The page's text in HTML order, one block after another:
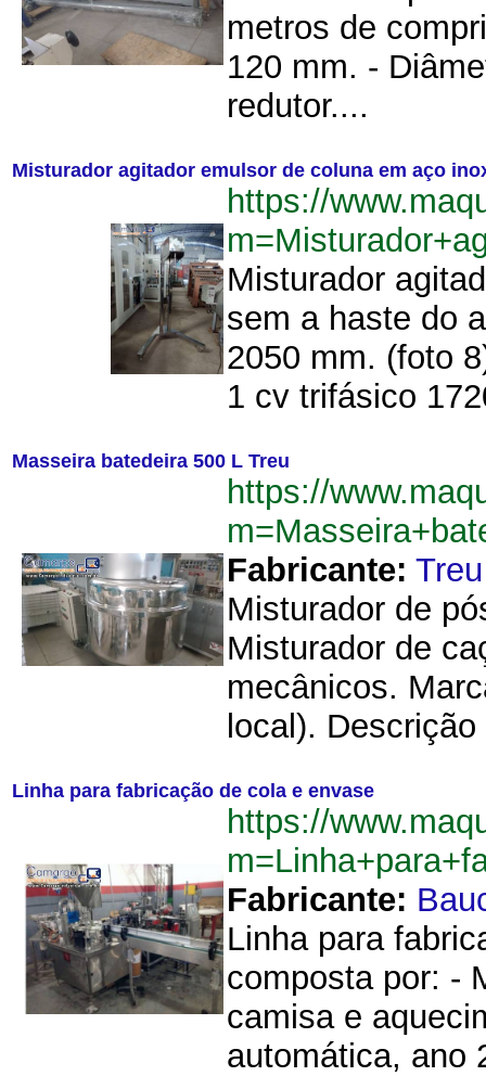
metros de
120 mm. -
redutor....
Misturador agitador emulsor de coluna em aço
https://
Misturador
sem a haste do
2050 mm. (foto
1 cv trifásico
Masseira batedeira 500 L Treu
https://
Fabricante: Treu
Misturador de
Misturador de
mecânicos.
local).
Linha para fabricação de cola e envase
https://
Fabricante:
Linha para
composta por: -
camisa e
automática, ano